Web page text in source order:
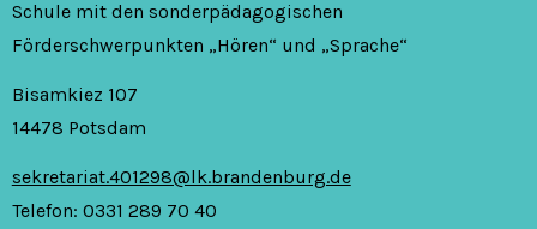
Schule mit den sonderpädagogischen
Förderschwerpunkten „Hören“ und „Sprache“
Bisamkiez 107
14478 Potsdam
sekretariat.401298@lk.brandenburg.de
Telefon: 0331 289 70 40